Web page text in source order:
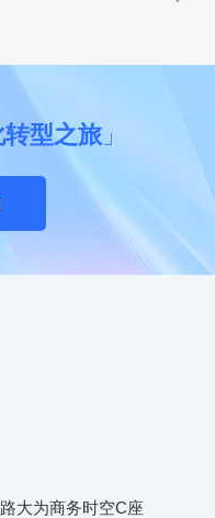
型之旅」
大为商务时空C座